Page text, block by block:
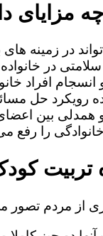
مزایای
در زمینه
در
انسجام افراد
رویکرد حل
بین
را رفع
تربیت
از مردم تصور